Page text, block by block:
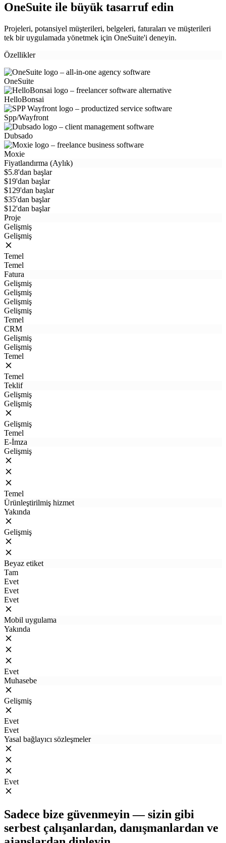
OneSuite ile büyük tasarruf edin
Projeleri, potansiyel müşterileri, belgeleri, faturaları ve müşterileri
tek bir uygulamada yönetmek için OneSuite'i deneyin.
Özellikler
OneSuite
HelloBonsai
Spp/Wayfront
Dubsado
Moxie
Fiyatlandırma (Aylık)
$5.8'dan başlar
$19'dan başlar
$129'dan başlar
$35'dan başlar
$12'dan başlar
Proje
Gelişmiş
Gelişmiş
Temel
Temel
Fatura
Gelişmiş
Gelişmiş
Gelişmiş
Gelişmiş
Temel
CRM
Gelişmiş
Gelişmiş
Temel
Temel
Teklif
Gelişmiş
Gelişmiş
Gelişmiş
Temel
E-İmza
Gelişmiş
Temel
Ürünleştirilmiş hizmet
Yakında
Gelişmiş
Beyaz etiket
Tam
Evet
Evet
Evet
Mobil uygulama
Yakında
Evet
Muhasebe
Gelişmiş
Evet
Evet
Yasal bağlayıcı sözleşmeler
Evet
Sadece bize güvenmeyin — sizin gibi
serbest çalışanlardan, danışmanlardan ve